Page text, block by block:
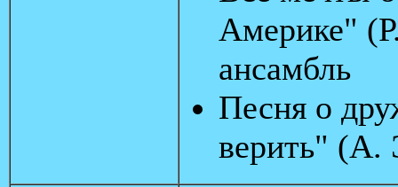
Америке"
ансамбль
Песня о
верить" (А.